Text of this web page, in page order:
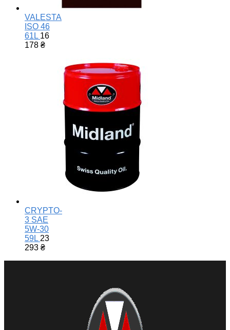
VALESTA
ISO 46
61L 16
178 ₴
CRYPTO-
3 SAE
5W-30
59L 23
293 ₴